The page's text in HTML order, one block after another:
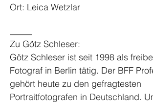
Ort: Leica Wetzlar
Zu Götz Schleser:
Götz Schleser ist seit 1998 als
Fotograf in Berlin tätig. Der BFF
gehört heute zu den gefragtesten
Portraitfotografen in Deutschland.